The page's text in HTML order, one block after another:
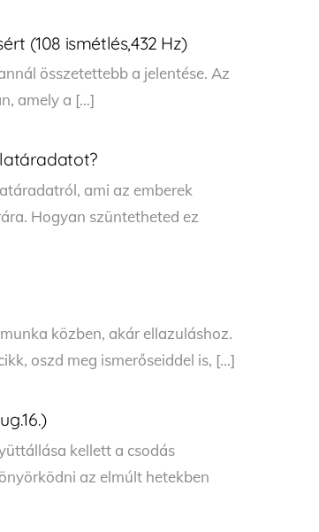
(108 ismétlés,432 Hz)
összetettebb a jelentése. Az
amely a […]
ami az emberek
Hogyan szüntetheted ez
közben, akár ellazuláshoz.
oszd meg ismerőseiddel is, […]
kellett a csodás
az elmúlt hetekben